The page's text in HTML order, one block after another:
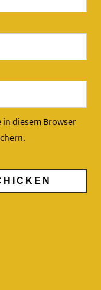
in diesem Browser